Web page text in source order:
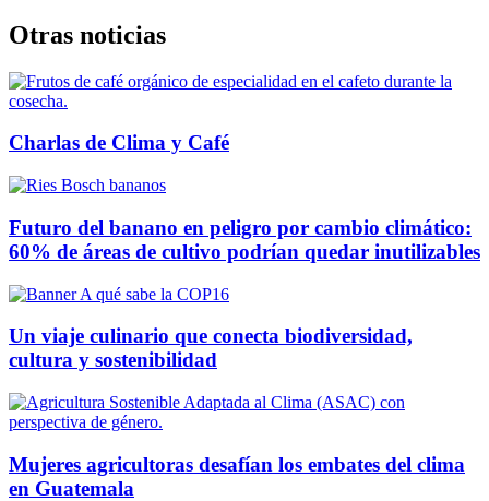
Otras noticias
Charlas de Clima y Café
Futuro del banano en peligro por cambio climático:
60% de áreas de cultivo podrían quedar inutilizables
Un viaje culinario que conecta biodiversidad,
cultura y sostenibilidad
Mujeres agricultoras desafían los embates del clima
en Guatemala